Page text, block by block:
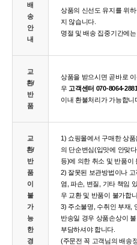
배
송
안
내
상품의 신선도 유지를 위
지 않습니다.
명절 및 배송 집중기간에
교
환/
반
품
상품을 받으시면 곧바로
우 고객센터 070-8064-
이내 환불처리가 가능합니
교
환/
반
품
이
불
가
능
한
경
1) 쇼핑몰에서 구매한 상
의 단순변심(입맛에 안맞
등)에 의한 취소 및 반품이
2) 잘못된 보관방법이나
염, 파손, 변질, 기타 책임
우 교환 및 반품이 불가합
3) 주소불명, 수취인 부재,
반송일 경우 상품손상이
부담하셔야 합니다.
(주문전 꼭 고객님의 배송